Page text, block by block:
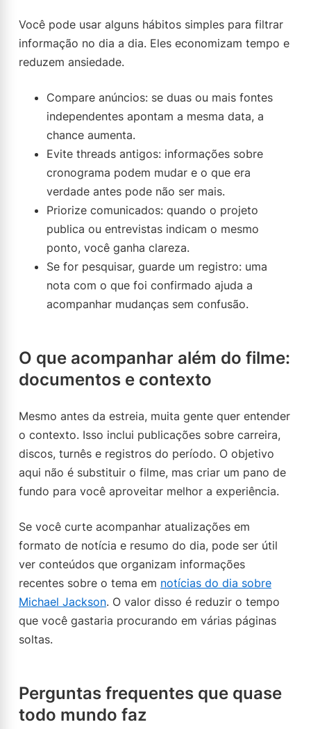
Você pode usar alguns hábitos simples para filtrar
informação no dia a dia. Eles economizam tempo e
reduzem ansiedade.
Compare anúncios: se duas ou mais fontes
independentes apontam a mesma data, a
chance aumenta.
Evite threads antigos: informações sobre
cronograma podem mudar e o que era
verdade antes pode não ser mais.
Priorize comunicados: quando o projeto
publica ou entrevistas indicam o mesmo
ponto, você ganha clareza.
Se for pesquisar, guarde um registro: uma
nota com o que foi confirmado ajuda a
acompanhar mudanças sem confusão.
O que acompanhar além do filme:
documentos e contexto
Mesmo antes da estreia, muita gente quer entender
o contexto. Isso inclui publicações sobre carreira,
discos, turnês e registros do período. O objetivo
aqui não é substituir o filme, mas criar um pano de
fundo para você aproveitar melhor a experiência.
Se você curte acompanhar atualizações em
formato de notícia e resumo do dia, pode ser útil
ver conteúdos que organizam informações
recentes sobre o tema em notícias do dia sobre
Michael Jackson. O valor disso é reduzir o tempo
que você gastaria procurando em várias páginas
soltas.
Perguntas frequentes que quase
todo mundo faz